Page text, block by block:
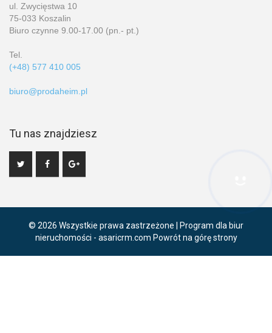
ul. Zwycięstwa 10
75-033 Koszalin
Biuro czynne 9.00-17.00 (pn.- pt.)
Tel.
(+48) 577 410 005
biuro@prodaheim.pl
Tu nas znajdziesz
© 2026 Wszystkie prawa zastrzeżone | Program dla biur
nieruchomości - asaricrm.com Powrót na górę strony